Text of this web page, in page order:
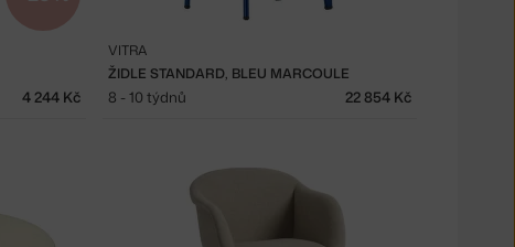
4 244 Kč
ŽIDLE STANDARD, BLEU MARCOULE
VITRA
8 - 10 týdnů 22 854 Kč